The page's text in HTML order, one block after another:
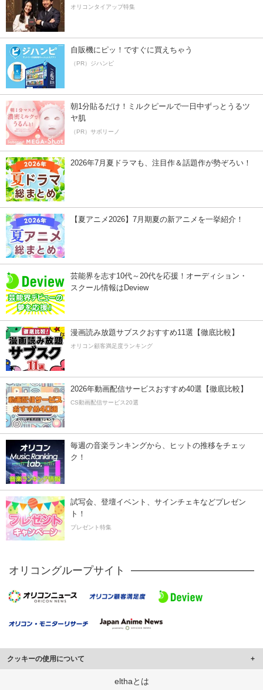
オリコンタイアップ特集
自販機にピッ！ですぐに買えちゃう
（PR）ジハンピ
朝1分貼るだけ！ミルクピールで一日中ずっとうるツ
ヤ肌
（PR）サボリーノ
2026年7月夏ドラマも、注目作＆話題作が勢ぞろい！
【夏アニメ2026】7月期夏の新アニメを一挙紹介！
芸能界を志す10代～20代を応援！オーディション・
スクール情報はDeview
漫画読み放題サブスクおすすめ11選【徹底比較】
オリコン顧客満足度ランキング
2026年動画配信サービスおすすめ40選【徹底比較】
CS動画配信サービス20選
毎週の音楽ランキングから、ヒットの推移をチェッ
ク！
試写会、登壇イベント、サインチェキなどプレゼン
ト！
プレゼント特集
オリコングループサイト
クッキーの使用について
このサイトでは Cookie を使用して、ユーザーに合わせたコンテンツや広告の
elthaとは